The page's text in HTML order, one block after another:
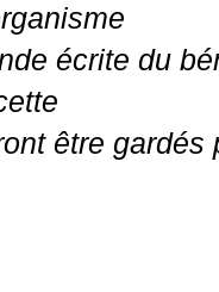
écrite du
être gardés